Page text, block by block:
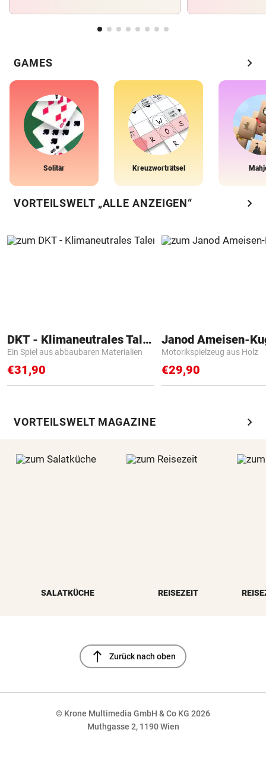
GAMES chevron_right
Solitär Kreuzworträtsel
VORTEILSWELT „ALLE ANZEIGEN“ chevron_right
DKT - Klimaneutrales Talent
Ein Spiel aus abbaubaren Materialien
€31,90
Janod Ameisen-
Motorikspielzeug aus Holz
€29,90
VORTEILSWELT MAGAZINE chevron_right
SALATKÜCHE REISEZEIT
north Zurück nach oben
© Krone Multimedia GmbH & Co KG 2026
Muthgasse 2, 1190 Wien